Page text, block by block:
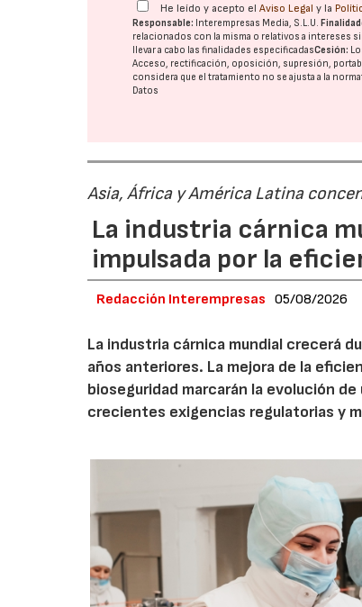
He leído y acepto elAviso Legal y la
Responsable: Interempresas Media, S.L.U.
relacionados con la misma o relativos a intereses
llevar a cabo las finalidades especificadasCesión:
Acceso, rectificación, oposición, supresión,
considera que el tratamiento no se ajusta a la
Datos
Asia, África y América Latina
La industria cárnica
impulsada por la
Redacción Interempresas 05/08/2026
La industria cárnica mundial crecerá
años anteriores. La mejora de la
bioseguridad marcarán la evolución
crecientes exigencias regulatorias y